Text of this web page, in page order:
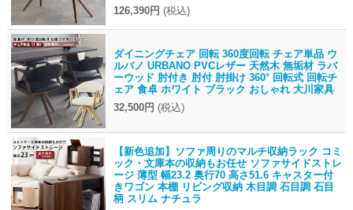
126,390円 (税込)
ダイニングチェア 回転 360度回転 チェア単品 ウ
ルバノ URBANO PVCレザー 天然木 無垢材 ラバ
ーウッド 肘付き 肘付 肘掛け 360° 回転式 回転チ
ェア 食卓 ホワイト ブラック おしゃれ 大川家具
32,500円 (税込)
【新色追加】ソファ周りのマルチ収納ラック コミ
ック・文庫本の収納もお任せ ソファサイドストレ
ージ 薄型 幅23.2 奥行70 高さ51.6 キャスター付
きワゴン 本棚 リビング収納 木目調 石目調 石目
柄 スリム ナチュラ